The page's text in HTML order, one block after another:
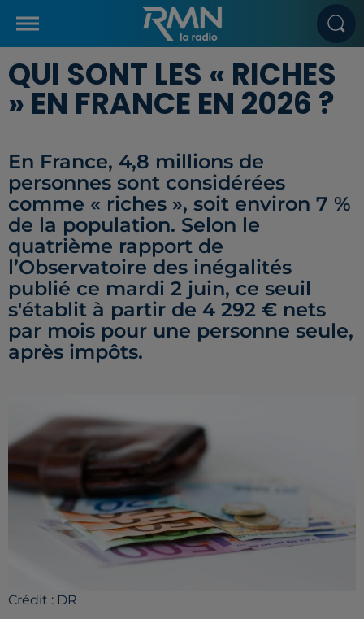
QUI SONT LES « RICHES
» EN FRANCE EN 2026 ?
En France, 4,8 millions de
personnes sont considérées
comme « riches », soit environ 7 %
de la population. Selon le
quatrième rapport de
l’Observatoire des inégalités
publié ce mardi 2 juin, ce seuil
s'établit à partir de 4 292 € nets
par mois pour une personne seule,
après impôts.
Crédit : DR